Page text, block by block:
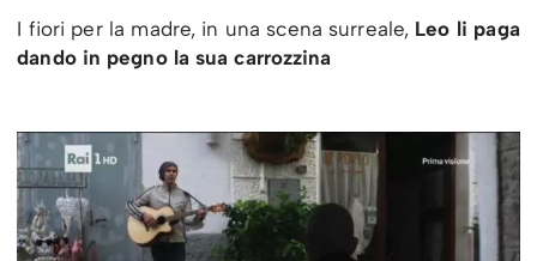
I fiori per la madre, in una scena surreale, Leo li paga
dando in pegno la sua carrozzina